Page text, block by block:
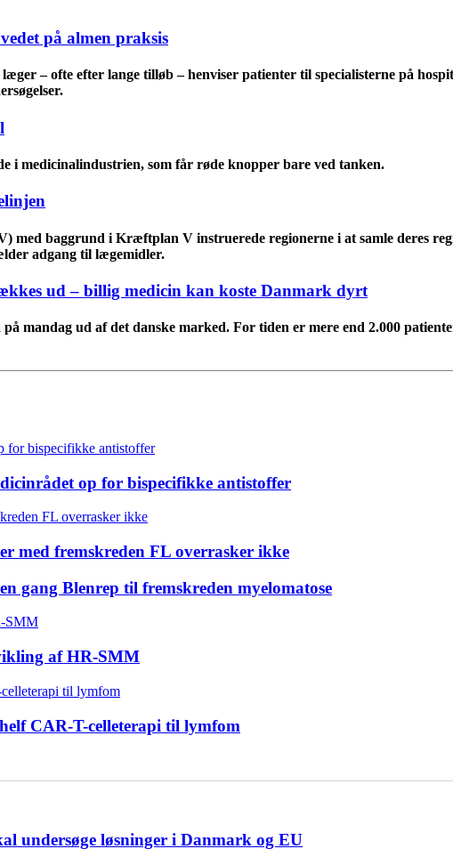
på almen praksis
– ofte efter lange tilløb – henviser patienter til specialisterne på
i medicinalindustrien, som får røde knopper bare ved tanken.
med baggrund i Kræftplan V instruerede regionerne i at samle deres
adgang til lægemidler.
ud – billig medicin kan koste Danmark dyrt
mandag ud af det danske marked. For tiden er mere end 2.000
op for bispecifikke antistoffer
med fremskreden FL overrasker ikke
gang Blenrep til fremskreden myelomatose
af HR-SMM
CAR-T-celleterapi til lymfom
undersøge løsninger i Danmark og EU